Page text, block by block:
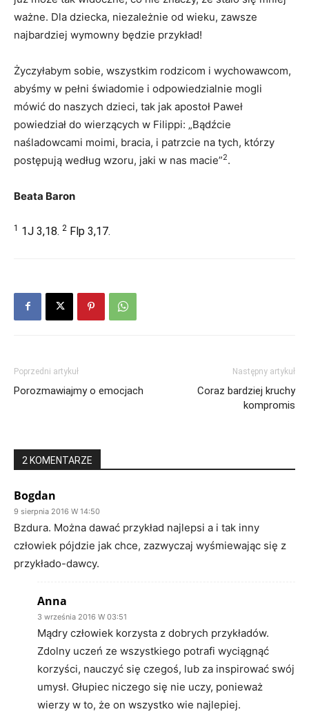
ważne. Dla dziecka, niezależnie od wieku, zawsze
najbardziej wymowny będzie przykład!
Życzyłabym sobie, wszystkim rodzicom i wychowawcom,
abyśmy w pełni świadomie i odpowiedzialnie mogli
mówić do naszych dzieci, tak jak apostoł Paweł
powiedział do wierzących w Filippi: „Bądźcie
naśladowcami moimi, bracia, i patrzcie na tych, którzy
postępują według wzoru, jaki w nas macie”2.
Beata Baron
1 1J 3,18. 2 Flp 3,17.
Poprzedni artykuł
Porozmawiajmy o emocjach
Następny artykuł
Coraz bardziej kruchy
kompromis
2 KOMENTARZE
Bogdan
9 sierpnia 2016 W 14:50
Bzdura. Można dawać przykład najlepsi a i tak inny
człowiek pójdzie jak chce, zazwyczaj wyśmiewając się z
przykłado-dawcy.
Anna
3 września 2016 W 03:51
Mądry człowiek korzysta z dobrych przykładów.
Zdolny uczeń ze wszystkiego potrafi wyciągnąć
korzyści, nauczyć się czegoś, lub za inspirować swój
umysł. Głupiec niczego się nie uczy, ponieważ
wierzy w to, że on wszystko wie najlepiej.